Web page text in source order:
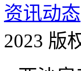
资讯动态
2023 版